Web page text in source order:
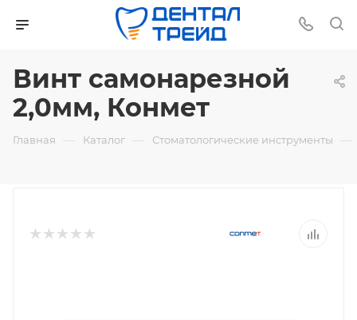
Винт самонарезной
2,0мм, Конмет
Главная — Каталог — Стоматологические инструменты —